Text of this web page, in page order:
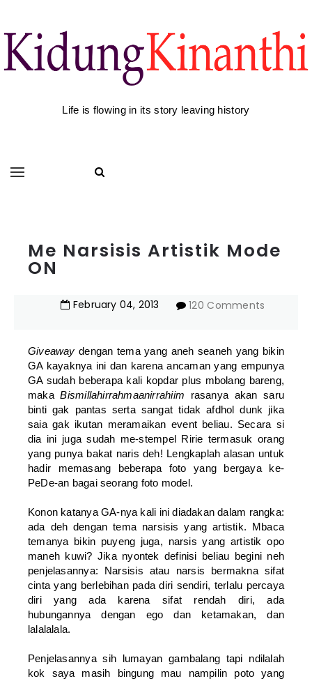
Life is flowing in its story leaving history
Me Narsisis Artistik Mode
ON
February 04, 2013 120 Comments
Giveaway dengan tema yang aneh seaneh yang bikin
GA kayaknya ini dan karena ancaman yang empunya
GA sudah beberapa kali kopdar plus mbolang bareng,
makaBismillahirrahmaanirrahiim rasanya akan saru
binti gak pantas serta sangat tidak afdhol dunk jika
saia gak ikutan meramaikan event beliau. Secara si
dia ini juga sudah me-stempel Ririe termasuk orang
yang punya bakat naris deh! Lengkaplah alasan untuk
hadir memasang beberapa foto yang bergaya ke-
PeDe-an bagai seorang foto model.
Konon katanya GA-nya kali ini diadakan dalam rangka:
ada deh dengan tema narsisis yang artistik. Mbaca
temanya bikin puyeng juga, narsis yang artistik opo
maneh kuwi? Jika nyontek definisi beliau begini neh
penjelasannya: Narsisis atau narsis bermakna sifat
cinta yang berlebihan pada diri sendiri, terlalu percaya
diri yang ada karena sifat rendah diri, ada
hubungannya dengan ego dan ketamakan, dan
lalalalala.
Penjelasannya sih lumayan gambalang tapi ndilalah
kok saya masih bingung mau nampilin poto yang